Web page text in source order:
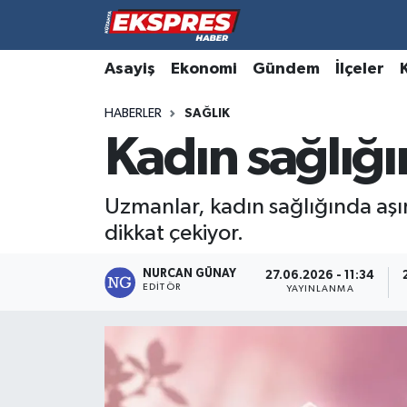
Asayiş Ekonomi Gündem İlçeler
HABERLER SAĞLIK
Kadın
Uzmanlar, kadın sağlığında
dikkat çekiyor.
NURCAN GÜNAY
EDITÖR
27.06.2026 - 11:34
YAYINLANMA
Altıntaş
Aslanapa
Biyografiler
Çavdarhisar
Domaniç
Dumlupınar
Hava Durumu
Trafik Durumu
Süper Lig Puan Durumu ve Fikstür
Tüm Manşetler
Haber Arşivi